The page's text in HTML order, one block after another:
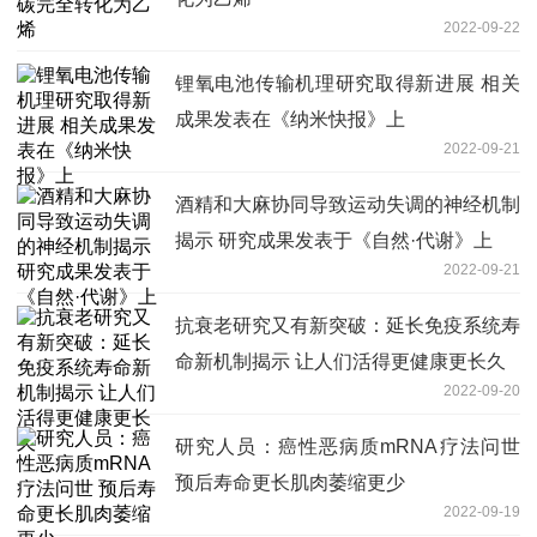
2022-09-22
锂氧电池传输机理研究取得新进展 相关
成果发表在《纳米快报》上
2022-09-21
酒精和大麻协同导致运动失调的神经机制
揭示 研究成果发表于《自然·代谢》上
2022-09-21
抗衰老研究又有新突破：延长免疫系统寿
命新机制揭示 让人们活得更健康更长久
2022-09-20
研究人员：癌性恶病质mRNA疗法问世
预后寿命更长肌肉萎缩更少
2022-09-19